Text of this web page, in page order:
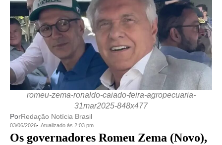
romeu-zema-ronaldo-caiado-feira-agropecuaria-
31mar2025-848x477
PorRedação Notícia Brasil
03/06/2026 Atualizado às 2:03 pm
Os governadores Romeu Zema (Novo),